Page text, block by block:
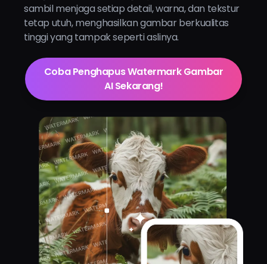
sambil menjaga setiap detail, warna, dan tekstur
tetap utuh, menghasilkan gambar berkualitas
tinggi yang tampak seperti aslinya.
Coba Penghapus Watermark Gambar
AI Sekarang!